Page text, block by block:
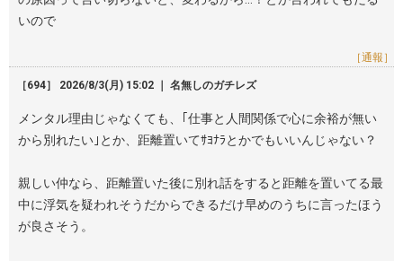
いので
［通報］
［694］ 2026/8/3(月) 15:02 ｜ 名無しのガチレズ
メンタル理由じゃなくても、｢仕事と人間関係で心に余裕が無い
から別れたい｣とか、距離置いてｻﾖﾅﾗとかでもいいんじゃない？
親しい仲なら、距離置いた後に別れ話をすると距離を置いてる最
中に浮気を疑われそうだからできるだけ早めのうちに言ったほう
が良さそう。